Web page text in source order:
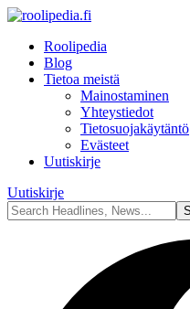
Roolipedia
Blog
Tietoa meistä
Mainostaminen
Yhteystiedot
Tietosuojakäytäntö
Evästeet
Uutiskirje
Uutiskirje